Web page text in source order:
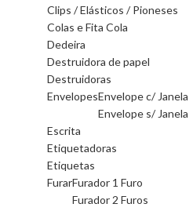
Clips / Elásticos / Pioneses
Colas e Fita Cola
Dedeira
Destruidora de papel
Destruidoras
EnvelopesEnvelope c/ Janela
Envelope s/ Janela
Escrita
Etiquetadoras
Etiquetas
FurarFurador 1 Furo
Furador 2 Furos